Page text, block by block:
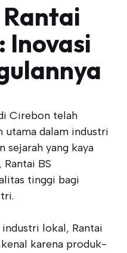
Inovasi
Cirebon telah
utama dalam industri
sejarah yang kaya
BS
tinggi bagi
lokal, Rantai
karena produk-